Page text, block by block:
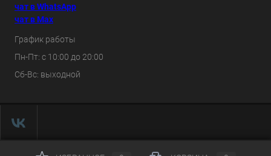
чат в WhatsApp
чат в Max
График работы
Пн-Пт: с 10:00 до 20:00
Сб-Вс: выходной